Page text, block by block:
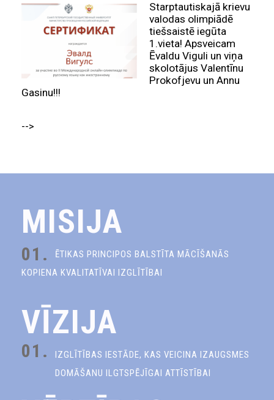
Starptautiskajā krievu
valodas olimpiādē
tiešsaistē iegūta
1.vieta! Apsveicam
Ēvaldu Viguli un viņa
skolotājus Valentīnu
Prokofjevu un Annu
Gasinu!!!
-->
MISIJA
01.
ĒTIKAS PRINCIPOS BALSTĪTA MĀCĪŠANĀS
KOPIENA KVALITATĪVAI IZGLĪTĪBAI
VĪZIJA
01.
IZGLĪTĪBAS IESTĀDE, KAS VEICINA IZAUGSMES
DOMĀŠANU ILGTSPĒJĪGAI ATTĪSTĪBAI